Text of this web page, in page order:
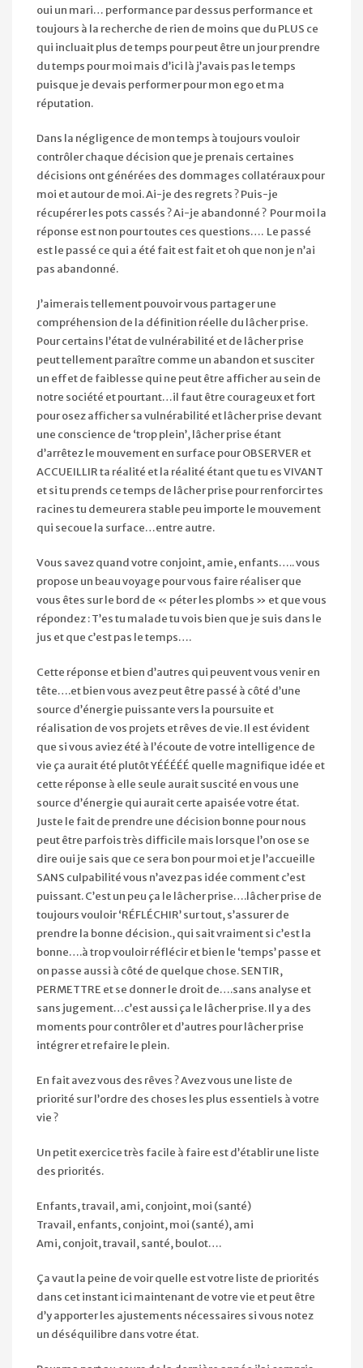
oui un mari… performance par dessus performance et
toujours à la recherche de rien de moins que du PLUS ce
qui incluait plus de temps pour peut être un jour prendre
du temps pour moi mais d’ici là j’avais pas le temps
puisque je devais performer pour mon ego et ma
réputation.
Dans la négligence de mon temps à toujours vouloir
contrôler chaque décision que je prenais certaines
décisions ont générées des dommages collatéraux pour
moi et autour de moi. Ai-je des regrets ? Puis-je
récupérer les pots cassés ? Ai-je abandonné ? Pour moi la
réponse est non pour toutes ces questions…. Le passé
est le passé ce qui a été fait est fait et oh que non je n’ai
pas abandonné.
J’aimerais tellement pouvoir vous partager une
compréhension de la définition réelle du lâcher prise.
Pour certains l’état de vulnérabilité et de lâcher prise
peut tellement paraître comme un abandon et susciter
un effet de faiblesse qui ne peut être afficher au sein de
notre société et pourtant…il faut être courageux et fort
pour osez afficher sa vulnérabilité et lâcher prise devant
une conscience de ‘trop plein’, lâcher prise étant
d’arrêtez le mouvement en surface pour OBSERVER et
ACCUEILLIR ta réalité et la réalité étant que tu es VIVANT
et si tu prends ce temps de lâcher prise pour renforcir tes
racines tu demeurera stable peu importe le mouvement
qui secoue la surface…entre autre.
Vous savez quand votre conjoint, amie, enfants….. vous
propose un beau voyage pour vous faire réaliser que
vous êtes sur le bord de « péter les plombs » et que vous
répondez : T’es tu malade tu vois bien que je suis dans le
jus et que c’est pas le temps….
Cette réponse et bien d’autres qui peuvent vous venir en
tête….et bien vous avez peut être passé à côté d’une
source d’énergie puissante vers la poursuite et
réalisation de vos projets et rêves de vie. Il est évident
que si vous aviez été à l’écoute de votre intelligence de
vie ça aurait été plutôt YÉÉÉÉÉ quelle magnifique idée et
cette réponse à elle seule aurait suscité en vous une
source d’énergie qui aurait certe apaisée votre état.
Juste le fait de prendre une décision bonne pour nous
peut être parfois très difficile mais lorsque l’on ose se
dire oui je sais que ce sera bon pour moi et je l’accueille
SANS culpabilité vous n’avez pas idée comment c’est
puissant. C’est un peu ça le lâcher prise….lâcher prise de
toujours vouloir ‘RÉFLÉCHIR’ sur tout, s’assurer de
prendre la bonne décision., qui sait vraiment si c’est la
bonne….à trop vouloir réflécir et bien le ‘temps’ passe et
on passe aussi à côté de quelque chose. SENTIR,
PERMETTRE et se donner le droit de….sans analyse et
sans jugement…c’est aussi ça le lâcher prise. Il y a des
moments pour contrôler et d’autres pour lâcher prise
intégrer et refaire le plein.
En fait avez vous des rêves ? Avez vous une liste de
priorité sur l’ordre des choses les plus essentiels à votre
vie ?
Un petit exercice très facile à faire est d’établir une liste
des priorités.
Enfants, travail, ami, conjoint, moi (santé)
Travail, enfants, conjoint, moi (santé), ami
Ami, conjoit, travail, santé, boulot….
Ça vaut la peine de voir quelle est votre liste de priorités
dans cet instant ici maintenant de votre vie et peut être
d’y apporter les ajustements nécessaires si vous notez
un déséquilibre dans votre état.